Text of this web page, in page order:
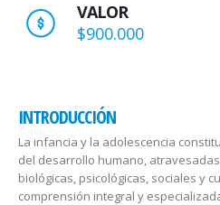
VALOR
$900.000
INTRODUCCIÓN
La infancia y la adolescencia
del desarrollo humano,
biológicas, psicológicas, sociales y
comprensión integral y